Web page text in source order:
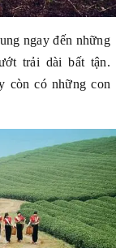
ngay đến những
trải dài bất tận.
còn có những con